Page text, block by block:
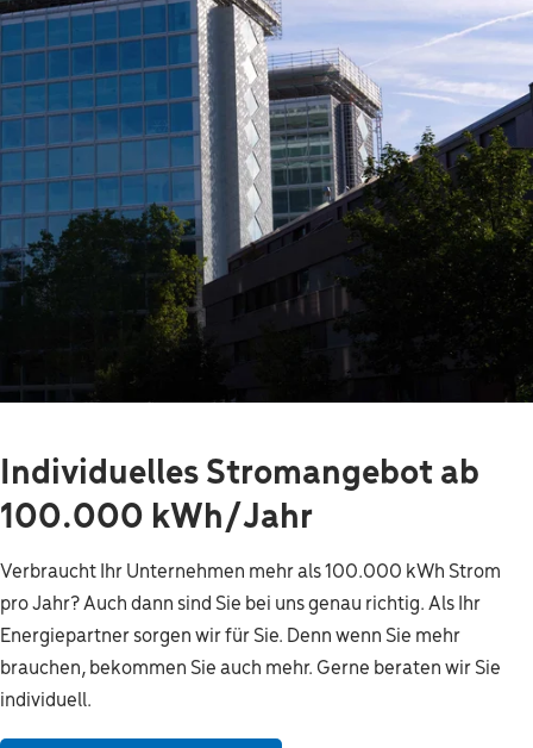
Individuelles Stromangebot ab
100.000 kWh/Jahr
Verbraucht Ihr Unternehmen mehr als 100.000 kWh Strom
pro Jahr? Auch dann sind Sie bei uns genau richtig. Als Ihr
Energiepartner sorgen wir für Sie. Denn wenn Sie mehr
brauchen, bekommen Sie auch mehr. Gerne beraten wir Sie
individuell.